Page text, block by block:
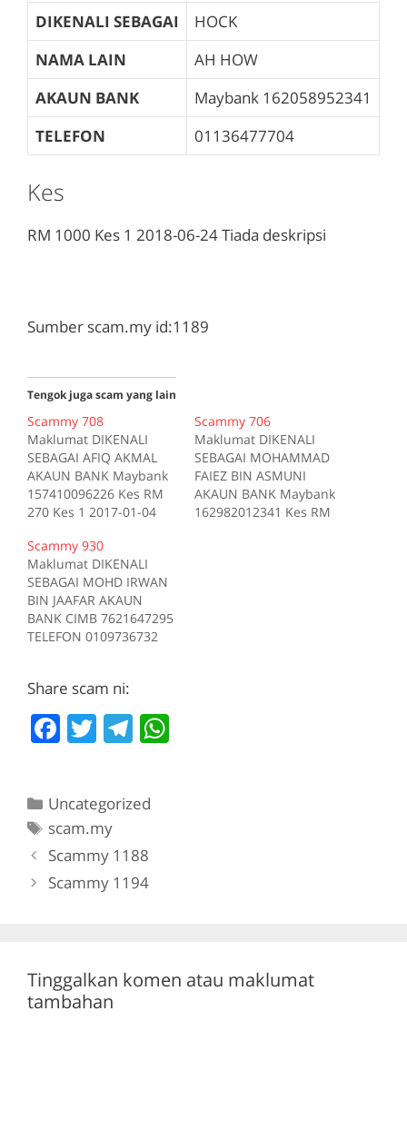
DIKENALI SEBAGAI
HOCK
NAMA LAIN
AH HOW
AKAUN BANK
Maybank 162058952341
TELEFON
01136477704
Kes
RM 1000 Kes 1 2018-06-24Tiada deskripsi
Sumber scam.my id:1189
Tengok juga scam yang lain
Scammy 708
Maklumat DIKENALI
SEBAGAI AFIQ AKMAL
AKAUN BANK Maybank
157410096226 Kes RM
270 Kes 1 2017-01-04
Sumber scam.my id:708
Scammy 706
Maklumat DIKENALI
SEBAGAI MOHAMMAD
FAIEZ BIN ASMUNI
AKAUN BANK Maybank
162982012341 Kes RM
Scammy 930
Maklumat DIKENALI
SEBAGAI MOHD IRWAN
BIN JAAFAR AKAUN
BANK CIMB 7621647295
TELEFON 0109736732
deskripsi Sumber
Share scam ni:
F
a
e
b
o
o
T
w
er
T
el
gr
a
m
Categories
Uncategorized
Tags
scam.my
Scammy 1188
Scammy 1194
Tinggalkan komen atau maklumat
tambahan